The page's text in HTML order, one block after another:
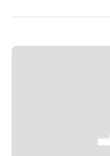
Previous slide